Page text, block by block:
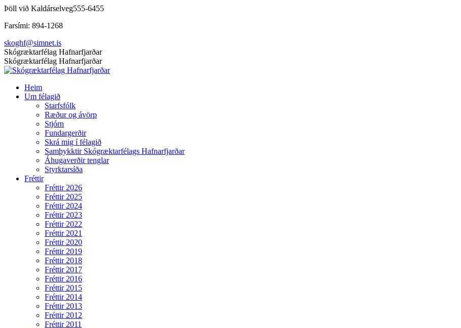
Skip
content
Þöll við Kaldárselveg555-6455
Farsími: 894-1268
skoghf@simnet.is
Facebook
page
opens
new
window
Skógræktarfélag Hafnarfjarðar
Skógræktarfélag Hafnarfjarðar
Heim
Um félagið
Starfsfólk
Ræður og ávörp
Stjórn
Fundargerðir
Skrá mig í félagið
Samþykktir Skógræktarfélags Hafnarfjarðar
Áhugaverðir tenglar
Styrktarsíða
Fréttir
Fréttir 2026
Fréttir 2025
Fréttir 2024
Fréttir 2023
Fréttir 2022
Fréttir 2021
Fréttir 2020
Fréttir 2019
Fréttir 2018
Fréttir 2017
Fréttir 2016
Fréttir 2015
Fréttir 2014
Fréttir 2013
Fréttir 2012
Fréttir 2011